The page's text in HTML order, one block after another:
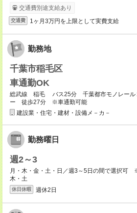
交通費別途支給あり
交通費 1ヶ月3万円を上限として実費支給
勤務地
千葉市稲毛区
車通勤OK
総武線 稲毛 バス25分 千葉都市モノレール
ー 徒歩27分 ※車通勤可能
建設業・住宅・建材・設備メ－カ－
勤務曜日
週2～3
月・木・金・土・日／週3～5日の間で選択可
木・土
休日休暇 週休2日